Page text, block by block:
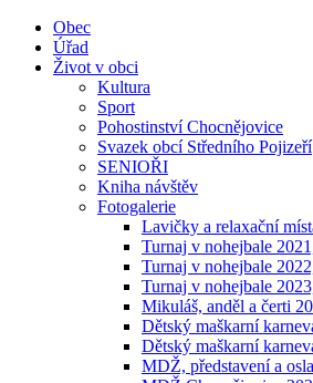
Obec
Úřad
Život v obci
Kultura
Sport
Pohostinství Chocnějovice
Svazek obcí Středního Pojizeří
SENIOŘI
Kniha návštěv
Fotogalerie
Lavičky a relaxační
Turnaj v nohejbale
Turnaj v nohejbale
Turnaj v nohejbale
Mikuláš, anděl a čerti
Dětský maškarní
Dětský maškarní
MDŽ, představení a